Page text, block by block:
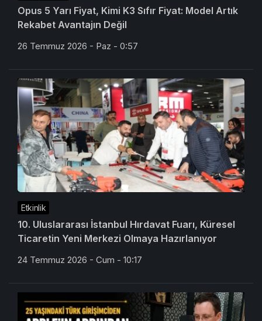
Opus 5 Yarı Fiyat, Kimi K3 Sıfır Fiyat: Model Artık
Rekabet Avantajın Değil
26 Temmuz 2026 - Paz - 0:57
Etkinlik
10. Uluslararası İstanbul Hırdavat Fuarı, Küresel
Ticaretin Yeni Merkezi Olmaya Hazırlanıyor
24 Temmuz 2026 - Cum - 10:17